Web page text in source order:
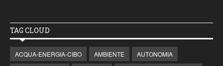
TAG CLOUD
ACQUA-ENERGIA-CIBO AMBIENTE
AUTONOMIA